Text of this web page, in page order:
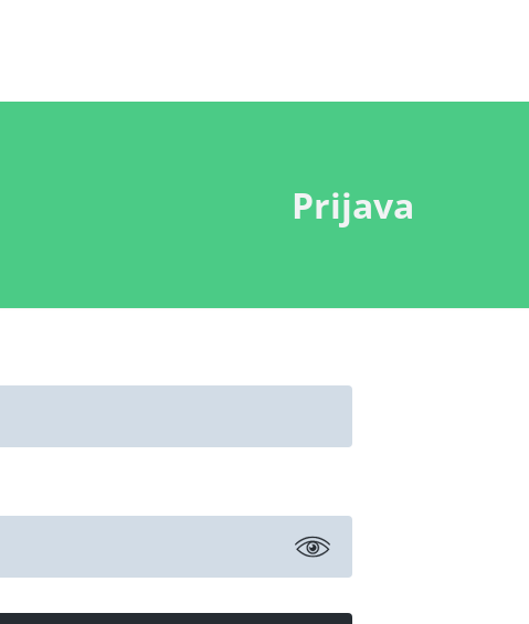
Prijava